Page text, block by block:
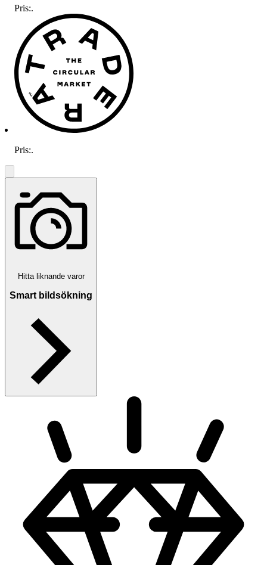
Pris:.
Pris:.
Hitta liknande varor
Smart bildsökning